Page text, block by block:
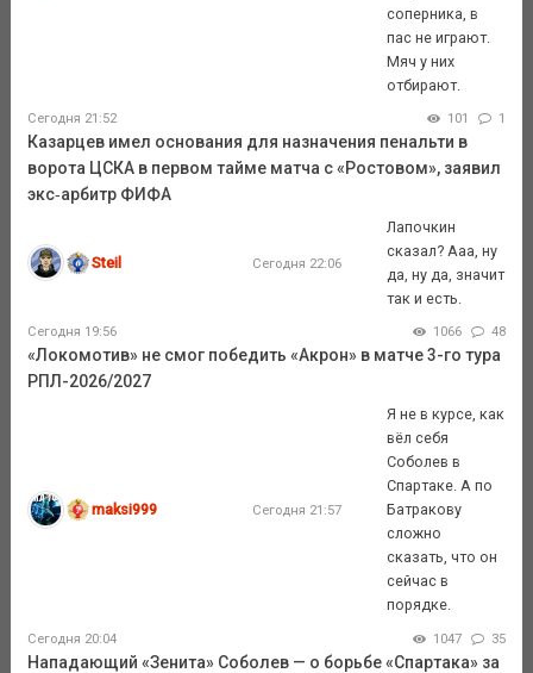
соперника, в
пас не играют.
Мяч у них
отбирают.
Сегодня 21:52 101 1
Казарцев имел основания для назначения пенальти в
ворота ЦСКА в первом тайме матча с «Ростовом», заявил
экс‑арбитр ФИФА
Steil Сегодня 22:06
Лапочкин
сказал? Ааа, ну
да, ну да, значит
так и есть.
Сегодня 19:56 1066 48
«Локомотив» не смог победить «Акрон» в матче 3-го тура
РПЛ-2026/2027
maksi999 Сегодня 21:57
Я не в курсе, как
вёл себя
Соболев в
Спартаке. А по
Батракову
сложно
сказать, что он
сейчас в
порядке.
Сегодня 20:04 1047 35
Нападающий «Зенита» Соболев — о борьбе «Спартака» за